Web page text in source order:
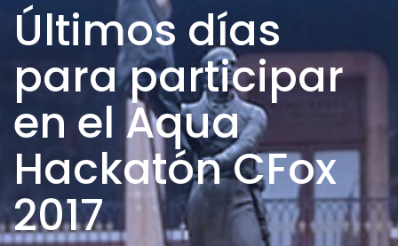
Últimos días
para participar
en el Aqua
Hackatón CFox
2017